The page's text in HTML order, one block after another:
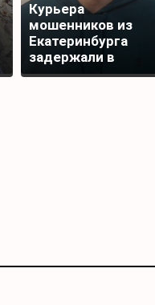
Курьера
мошенников из
Екатеринбурга
задержали в
Редкино Тверской